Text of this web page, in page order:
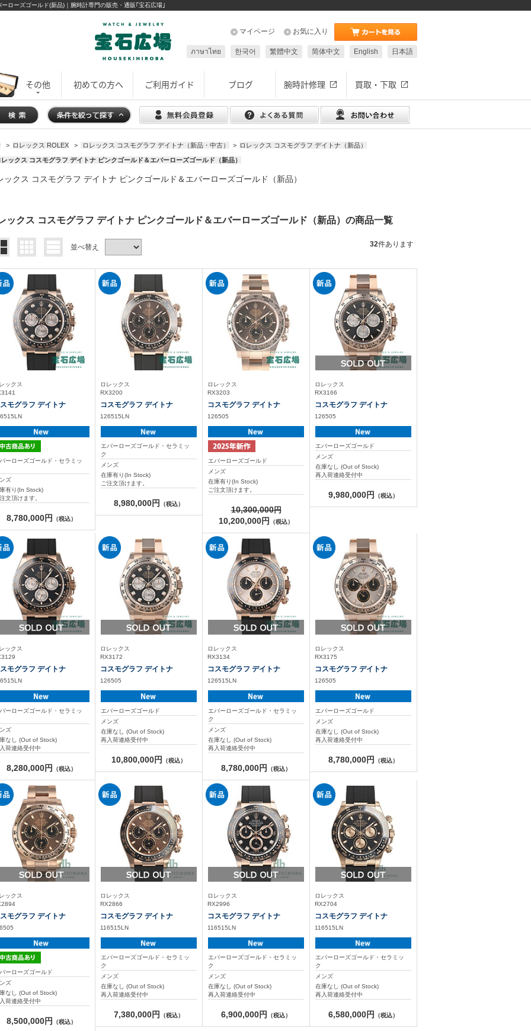
ローズゴールド(新品)｜腕時計専門の販売・通販｢宝石広場｣
お気に入り
マイページ
日本語
English
简体中文
繁體中文
한국어
ภาษาไทย
その他 初めての方へ ご利用ガイド ブログ 腕時計修理 買取・下取
> ロレックス ROLEX > ロレックス コスモグラフ デイトナ（新品・中古） > ロレックス コスモグラフ デイトナ（新品）
レックス コスモグラフ デイトナ ピンクゴールド＆エバーローズゴールド（新品）
ックス コスモグラフ デイトナ ピンクゴールド＆エバーローズゴールド（新品）
ックス コスモグラフ デイトナ ピンクゴールド＆エバーローズゴールド（新品）の商品一覧
並べ替え 32件あります
ックス
モグラフ デイトナ
ーローズゴールド・セラミッ
ズ
有り(In Stock)
文頂けます。
8,780,000円 （税込）
ロレックス
RX3200
コスモグラフ デイトナ
126515LN
エバーローズゴールド・セラミッ
ク
メンズ
在庫有り(In Stock)
ご注文頂けます。
8,980,000円 （税込）
ロレックス
RX3203
コスモグラフ デイトナ
126505
エバーローズゴールド
メンズ
在庫有り(In Stock)
ご注文頂けます。
10,300,000
10,200,000円
（税込）
ロレックス
RX3166
コスモグラフ デイトナ
126505
エバーローズゴールド
メンズ
在庫なし (Out of Stock)
再入荷連絡受付中
9,980,000円 （税込）
ックス
モグラフ デイトナ
ーローズゴールド・セラミッ
ズ
なし (Out of Stock)
荷連絡受付中
8,280,000円 （税込）
ロレックス
RX3172
コスモグラフ デイトナ
126505
エバーローズゴールド
メンズ
在庫なし (Out of Stock)
再入荷連絡受付中
10,800,000円 （税込）
ロレックス
RX3134
コスモグラフ デイトナ
126515LN
エバーローズゴールド・セラミッ
ク
メンズ
在庫なし (Out of Stock)
再入荷連絡受付中
8,780,000円 （税込）
ロレックス
RX3175
コスモグラフ デイトナ
126505
エバーローズゴールド
メンズ
在庫なし (Out of Stock)
再入荷連絡受付中
8,780,000円 （税込）
ックス
モグラフ デイトナ
ーローズゴールド
ズ
なし (Out of Stock)
荷連絡受付中
8,500,000円 （税込）
ロレックス
RX2866
コスモグラフ デイトナ
116515LN
エバーローズゴールド・セラミッ
ク
メンズ
在庫なし (Out of Stock)
再入荷連絡受付中
7,380,000円 （税込）
ロレックス
RX2996
コスモグラフ デイトナ
116515LN
エバーローズゴールド・セラミッ
ク
メンズ
在庫なし (Out of Stock)
再入荷連絡受付中
6,900,000円 （税込）
ロレックス
RX2704
コスモグラフ デイトナ
116515LN
エバーローズゴールド・セラミッ
ク
メンズ
在庫なし (Out of Stock)
再入荷連絡受付中
6,580,000円 （税込）